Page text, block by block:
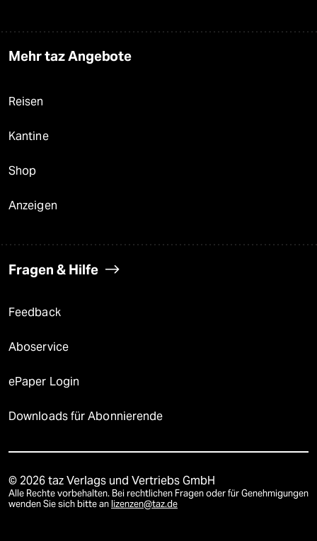
Mehr taz Angebote
Reisen
Kantine
Shop
Anzeigen
Fragen & Hilfe
Feedback
Aboservice
ePaper Login
Downloads für Abonnierende
© 2026 taz Verlags und Vertriebs GmbH
Alle Rechte vorbehalten. Bei rechtlichen Fragen oder für Genehmigungen
wenden Sie sich bitte an lizenzen@taz.de